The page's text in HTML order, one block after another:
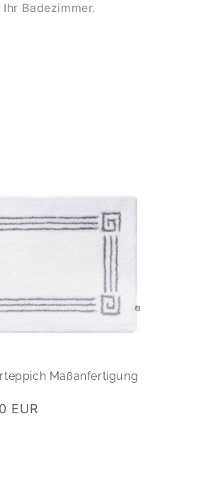
Badezimmer.
Maßanfertigung
EUR